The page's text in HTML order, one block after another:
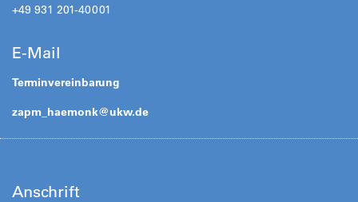
+49 931 201-40001
E-Mail
Terminvereinbarung
zapm_haemonk@ukw.de
Anschrift